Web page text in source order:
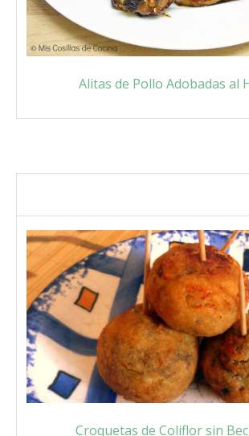
Alitas de Pollo Adobadas al
Croquetas de Coliflor sin